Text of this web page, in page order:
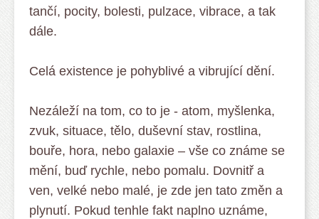
tančí, pocity, bolesti, pulzace, vibrace, a tak
dále.
Celá existence je pohyblivé a vibrující dění.
Nezáleží na tom, co to je - atom, myšlenka,
zvuk, situace, tělo, duševní stav, rostlina,
bouře, hora, nebo galaxie – vše co známe se
mění, buď rychle, nebo pomalu. Dovnitř a
ven, velké nebo malé, je zde jen tato změn a
plynutí. Pokud tenhle fakt naplno uznáme,